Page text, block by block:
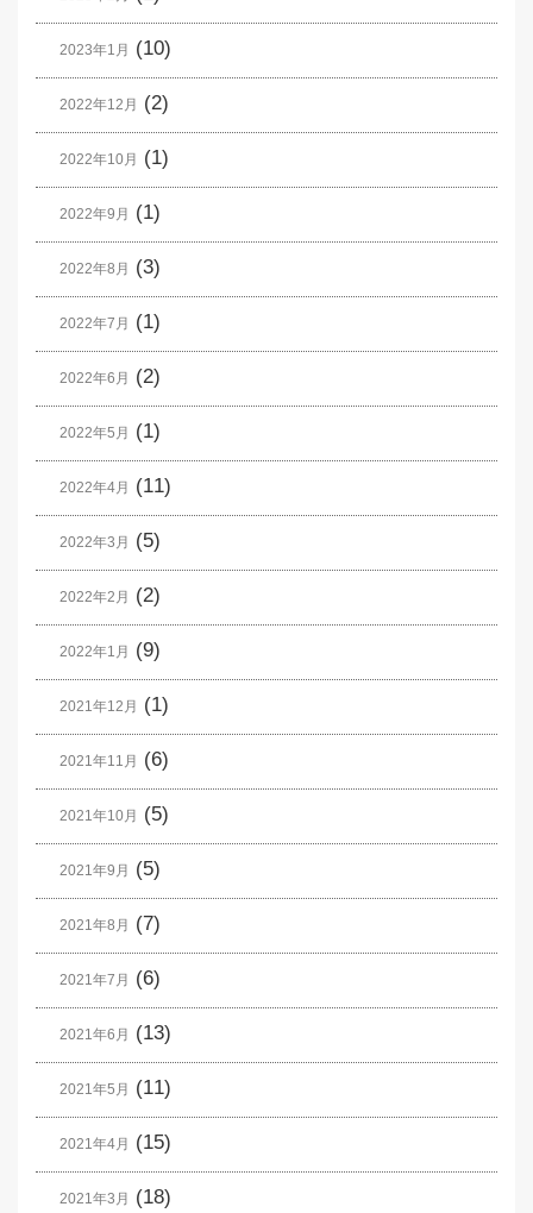
2023年1月 (10)
2022年12月 (2)
2022年10月 (1)
2022年9月 (1)
2022年8月 (3)
2022年7月 (1)
2022年6月 (2)
2022年5月 (1)
2022年4月 (11)
2022年3月 (5)
2022年2月 (2)
2022年1月 (9)
2021年12月 (1)
2021年11月 (6)
2021年10月 (5)
2021年9月 (5)
2021年8月 (7)
2021年7月 (6)
2021年6月 (13)
2021年5月 (11)
2021年4月 (15)
2021年3月 (18)